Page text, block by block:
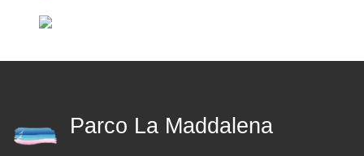
Parco La Maddalena